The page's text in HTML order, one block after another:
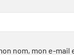
nom, mon e-mail